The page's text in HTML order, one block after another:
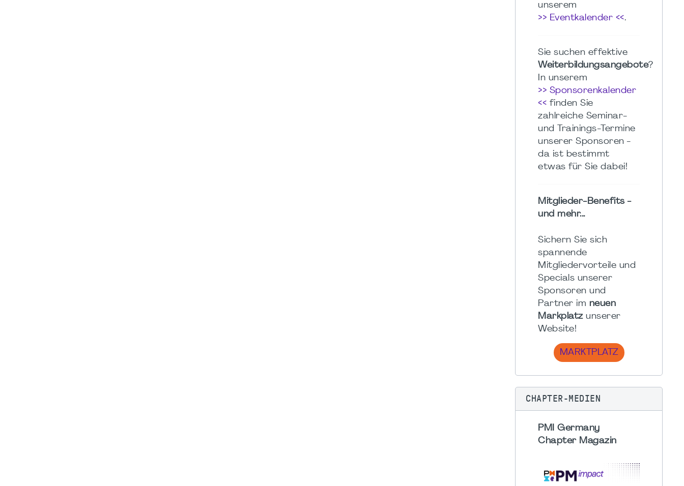
unserem
>> Eventkalender <<.
Sie suchen effektive
Weiterbildungsangebote?
In unserem
>> Sponsorenkalender
<< finden Sie
zahlreiche Seminar-
und Trainings-Termine
unserer Sponsoren -
da ist bestimmt
etwas für Sie dabei!
Mitglieder-Benefits -
und mehr...
Sichern Sie sich
spannende
Mitgliedervorteile und
Specials unserer
Sponsoren und
Partner im neuen
Markplatzunserer
Website!
MARKTPLATZ
CHAPTER-MEDIEN
PMI Germany
Chapter Magazin